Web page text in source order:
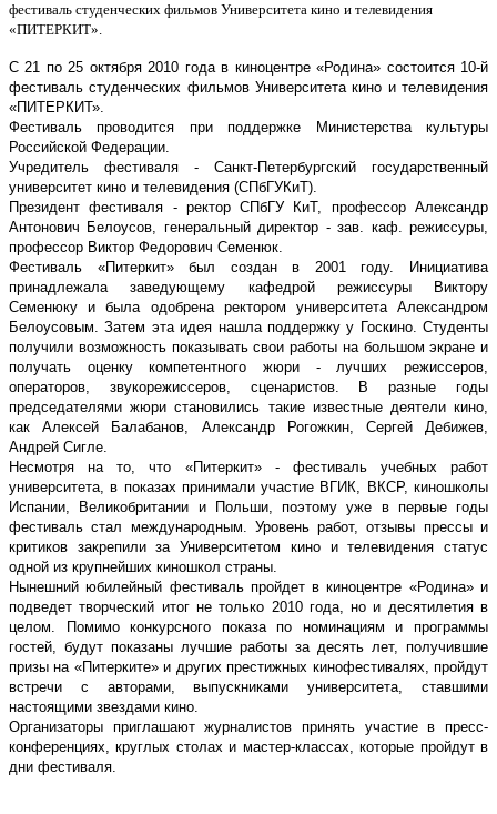
фестиваль студенческих фильмов Университета кино и телевидения
«ПИТЕРКИТ».
С 21 по 25 октября 2010 года в киноцентре «Родина» состоится 10-й
фестиваль студенческих фильмов Университета кино и телевидения
«ПИТЕРКИТ».
Фестиваль проводится при поддержке Министерства культуры
Российской Федерации.
Учредитель фестиваля - Санкт-Петербургский государственный
университет кино и телевидения (СПбГУКиТ).
Президент фестиваля - ректор СПбГУ КиТ, профессор Александр
Антонович Белоусов, генеральный директор - зав. каф. режиссуры,
профессор Виктор Федорович Семенюк.
Фестиваль «Питеркит» был создан в 2001 году. Инициатива
принадлежала заведующему кафедрой режиссуры Виктору
Семенюку и была одобрена ректором университета Александром
Белоусовым. Затем эта идея нашла поддержку у Госкино. Студенты
получили возможность показывать свои работы на большом экране и
получать оценку компетентного жюри - лучших режиссеров,
операторов, звукорежиссеров, сценаристов. В разные годы
председателями жюри становились такие известные деятели кино,
как Алексей Балабанов, Александр Рогожкин, Сергей Дебижев,
Андрей Сигле.
Несмотря на то, что «Питеркит» - фестиваль учебных работ
университета, в показах принимали участие ВГИК, ВКСР, киношколы
Испании, Великобритании и Польши, поэтому уже в первые годы
фестиваль стал международным. Уровень работ, отзывы прессы и
критиков закрепили за Университетом кино и телевидения статус
одной из крупнейших киношкол страны.
Нынешний юбилейный фестиваль пройдет в киноцентре «Родина» и
подведет творческий итог не только 2010 года, но и десятилетия в
целом. Помимо конкурсного показа по номинациям и программы
гостей, будут показаны лучшие работы за десять лет, получившие
призы на «Питерките» и других престижных кинофестивалях, пройдут
встречи с авторами, выпускниками университета, ставшими
настоящими звездами кино.
Организаторы приглашают журналистов принять участие в пресс-
конференциях, круглых столах и мастер-классах, которые пройдут в
дни фестиваля.